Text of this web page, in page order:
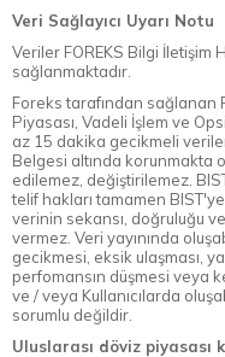
Veri Sağlayıcı Uyarı Notu
Veriler FOREKS Bilgi İletişim
sağlanmaktadır.
Foreks tarafından sağlanan
Piyasası, Vadeli İşlem ve
az 15 dakika gecikmeli
Belgesi altında korunmakta
edilemez, değiştirilemez.
telif hakları tamamen
verinin sekansı, doğruluğu
vermez. Veri yayınında
gecikmesi, eksik ulaşması,
perfomansın düşmesi veya
ve / veya Kullanıcılarda
sorumlu değildir.
Uluslarası döviz piyasası